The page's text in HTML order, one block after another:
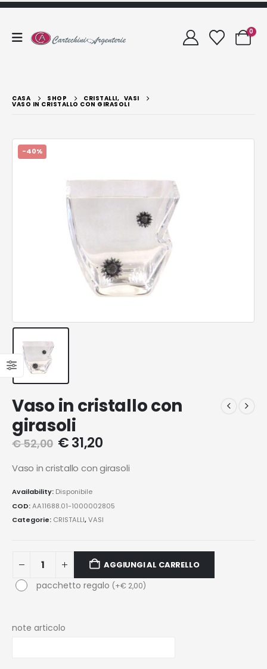
0
CASA SHOP CRISTALLI, VASI
VASO IN CRISTALLO CON GIRASOLI
-40%
Vaso in cristallo con
girasoli
€52,00 €31,20
Vaso in cristallo con girasoli
Availability: Disponibile
COD:AA11688.01-1000002805
Categorie: CRISTALLI,VASI
AGGIUNGI AL CARRELLO
pacchetto regalo (+€2,00)
note articolo